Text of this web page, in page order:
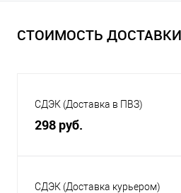
СТОИМОСТЬ ДОСТАВКИ
СДЭК (Доставка в ПВЗ)
298 руб.
СДЭК (Доставка курьером)